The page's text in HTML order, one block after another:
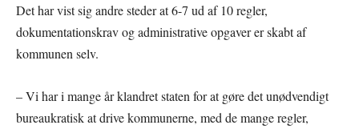
Det har vist sig andre steder at 6-7 ud af 10 regler,
dokumentationskrav og administrative opgaver er skabt af
kommunen selv.
– Vi har i mange år klandret staten for at gøre det unødvendigt
bureaukratisk at drive kommunerne, med de mange regler,